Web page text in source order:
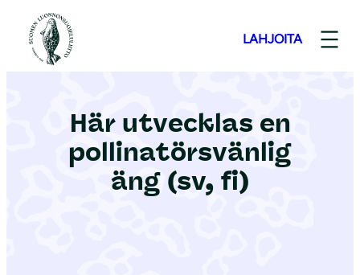
LAHJOITA
Här utvecklas en
pollinatörsvänlig
äng (sv, fi)